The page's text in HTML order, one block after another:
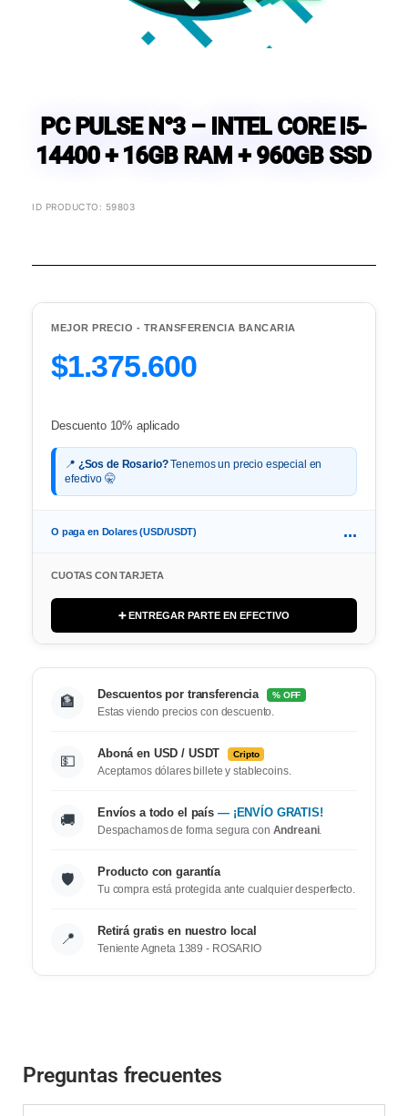
PC PULSE N°3 – INTEL CORE I5-
14400 + 16GB RAM + 960GB SSD
ID PRODUCTO: 59803
MEJOR PRECIO - TRANSFERENCIA BANCARIA
$1.375.600
Descuento 10% aplicado
📍 ¿Sos de Rosario?Tenemos un precio especial en
efectivo 🤫
O paga en Dolares (USD/USDT) ...
CUOTAS CON TARJETA
➕ ENTREGAR PARTE EN EFECTIVO
🏦 Descuentos por transferencia % OFF
Estas viendo precios con descuento.
💵 Aboná en USD / USDT Cripto
Aceptamos dólares billete y stablecoins.
🚚 Envíos a todo el país — ¡ENVÍO GRATIS!
Despachamos de forma segura con Andreani.
🛡️ Producto con garantía
Tu compra está protegida ante cualquier desperfecto.
📍 Retirá gratis en nuestro local
Teniente Agneta 1389 - ROSARIO
Preguntas frecuentes